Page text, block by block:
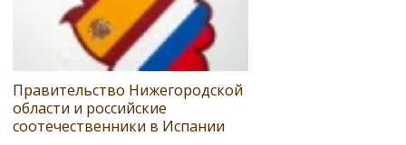
Правительство Нижегородской
области и российские
соотечественники в Испании